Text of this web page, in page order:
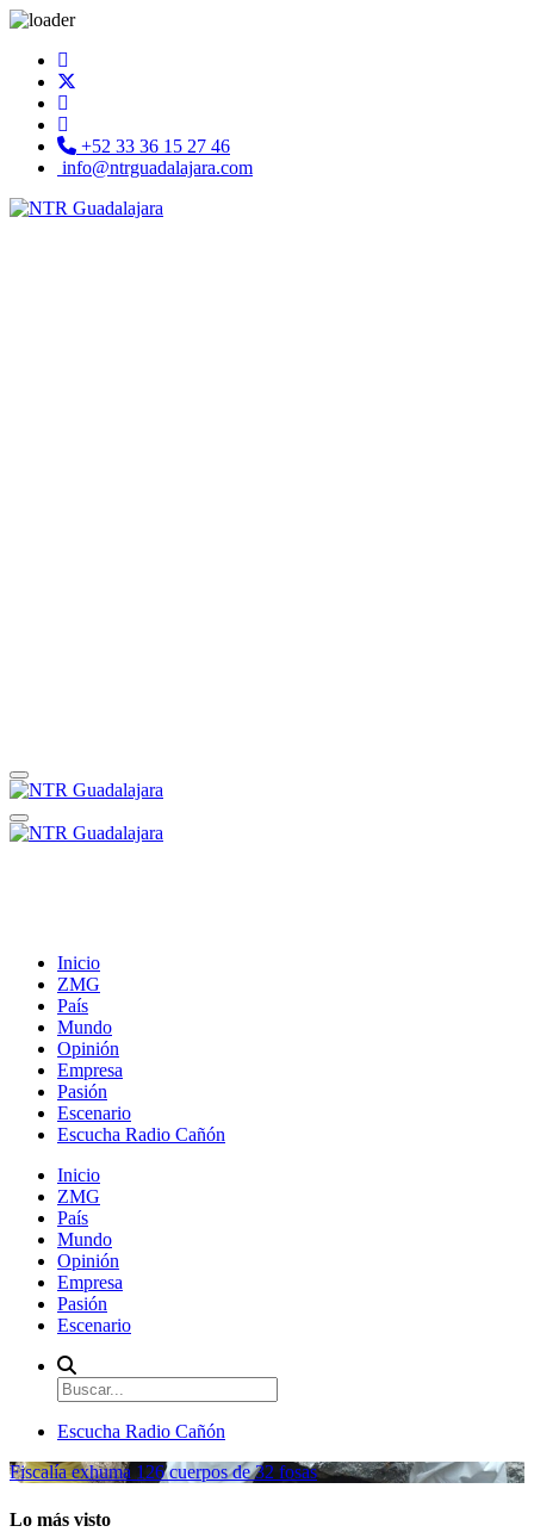
+52 33 36 15 27 46
info@ntrguadalajara.com
Inicio
ZMG
País
Mundo
Opinión
Empresa
Pasión
Escenario
Escucha Radio Cañón
Inicio
ZMG
País
Mundo
Opinión
Empresa
Pasión
Escenario
Escucha Radio Cañón
Fiscalía exhuma 126 cuerpos de 32 fosas
Lo más visto